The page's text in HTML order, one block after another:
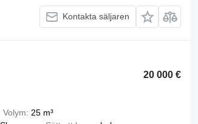
Kontakta säljaren
20 000 €
Volym
25 m³